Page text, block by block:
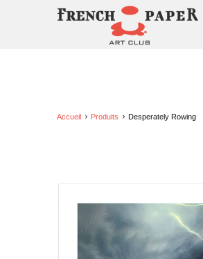
Accueil Produits Desperately Rowing